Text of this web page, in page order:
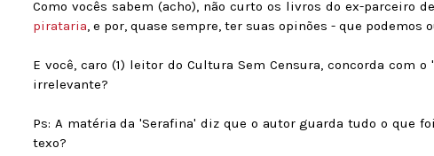
Como vocês sabem (acho), não curto os livros do ex-parceiro
pirataria, e por, quase sempre, ter suas opinões - que podemos
E você, caro (1) leitor do Cultura Sem Censura, concorda com
irrelevante?
Ps: A matéria da 'Serafina' diz que o autor guarda tudo o que
texo?